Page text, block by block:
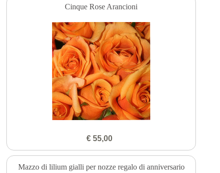
Cinque Rose Arancioni
€ 55,00
Mazzo di lilium gialli per nozze regalo di anniversario